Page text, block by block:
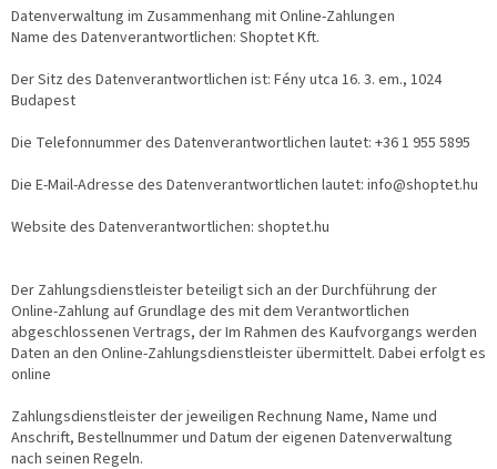
Datenverwaltung im Zusammenhang mit Online-Zahlungen
Name des Datenverantwortlichen: Shoptet Kft.
Der Sitz des Datenverantwortlichen ist: Fény utca 16. 3. em., 1024
Budapest
Die Telefonnummer des Datenverantwortlichen lautet: +36 1 955 5895
Die E-Mail-Adresse des Datenverantwortlichen lautet: info@shoptet.hu
Website des Datenverantwortlichen: shoptet.hu
Der Zahlungsdienstleister beteiligt sich an der Durchführung der
Online-Zahlung auf Grundlage des mit dem Verantwortlichen
abgeschlossenen Vertrags, der Im Rahmen des Kaufvorgangs werden
Daten an den Online-Zahlungsdienstleister übermittelt. Dabei erfolgt es
online
Zahlungsdienstleister der jeweiligen Rechnung Name, Name und
Anschrift, Bestellnummer und Datum der eigenen Datenverwaltung
nach seinen Regeln.